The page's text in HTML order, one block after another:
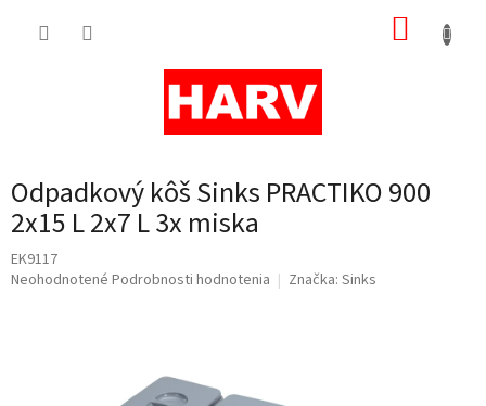
Odpadkový kôš Sinks PRACTIKO 900
2x15 L 2x7 L 3x miska
EK9117
Priemerné
Neohodnotené Podrobnosti hodnotenia Značka: Sinks